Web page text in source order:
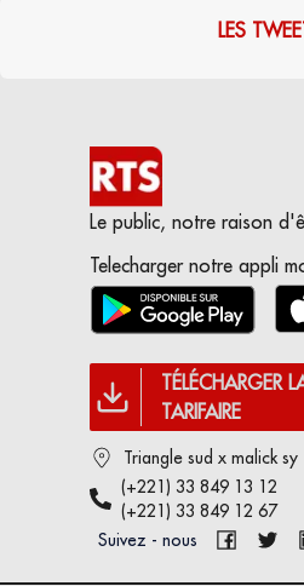
LES
Le public, notre raison
Telecharger notre appli
TÉLÉCHARGER
TARIFAIRE
Triangle sud x malick sy
(+221) 33 849 13 12
(+221) 33 849 12 67
Suivez - nous